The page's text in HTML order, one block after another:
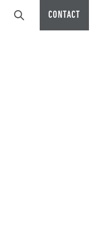
CONTACT